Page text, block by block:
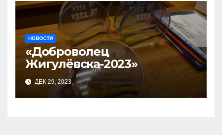
НОВОСТИ
«Доброволец
Жигулёвска-2023»
ДЕК 29, 2023